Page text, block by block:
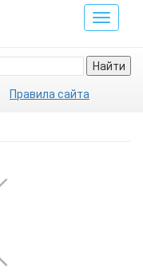
Toggle
Найти
Правила сайта